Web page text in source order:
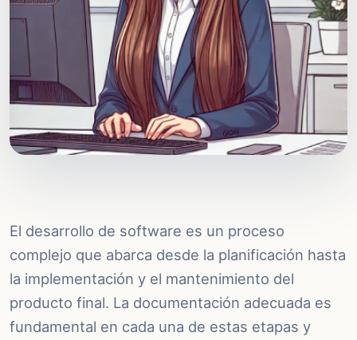
El desarrollo de software es un proceso
complejo que abarca desde la planificación hasta
la implementación y el mantenimiento del
producto final. La documentación adecuada es
fundamental en cada una de estas etapas y